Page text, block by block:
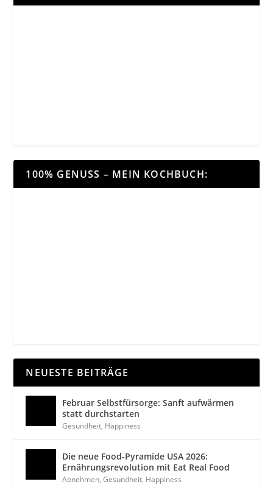
100% GENUSS – MEIN KOCHBUCH:
NEUESTE BEITRÄGE
Februar Selbstfürsorge: Sanft aufwärmen
statt durchstarten
Gesundheit, Happiness
Die neue Food-Pyramide USA 2026:
Ernährungsrevolution mit Eat Real Food
Abnehmen,Gesundheit, Happiness